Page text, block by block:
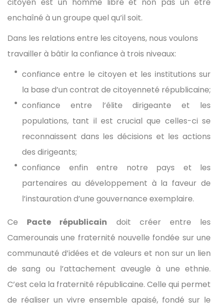
enchaîné à un groupe quel qu’il soit.
Dans les relations entre les citoyens, nous voulons
travailler à bâtir la confiance à trois niveaux:
confiance entre le citoyen et les institutions sur
la base d’un contrat de citoyenneté républicaine;
confiance entre l’élite dirigeante et les
populations, tant il est crucial que celles-ci se
reconnaissent dans les décisions et les actions
des dirigeants;
confiance enfin entre notre pays et les
partenaires au développement à la faveur de
l’instauration d’une gouvernance exemplaire.
Ce Pacte républicain doit créer entre les
Camerounais une fraternité nouvelle fondée sur une
communauté d’idées et de valeurs et non sur un lien
de sang ou l’attachement aveugle à une ethnie.
C’est cela la fraternité républicaine. Celle qui permet
de réaliser un vivre ensemble apaisé, fondé sur le